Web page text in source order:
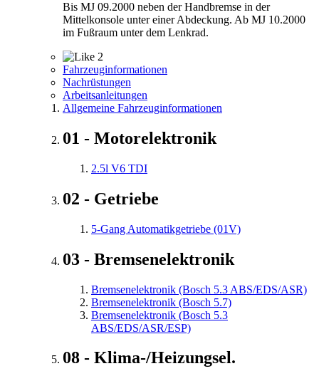
Bis MJ 09.2000 neben der Handbremse in der
Mittelkonsole unter einer Abdeckung. Ab MJ 10.2000
im Fußraum unter dem Lenkrad.
2
Fahrzeuginformationen
Nachrüstungen
Arbeitsanleitungen
Allgemeine Fahrzeuginformationen
01 - Motorelektronik
2.5l V6 TDI
02 - Getriebe
5-Gang Automatikgetriebe (01V)
03 - Bremsenelektronik
Bremsenelektronik (Bosch 5.3 ABS/EDS/ASR)
Bremsenelektronik (Bosch 5.7)
Bremsenelektronik (Bosch 5.3
ABS/EDS/ASR/ESP)
08 - Klima-/Heizungsel.